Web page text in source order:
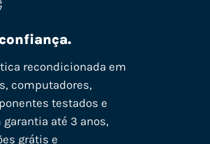
recondicionada em
computadores,
testados e
até 3 anos,
grátis e